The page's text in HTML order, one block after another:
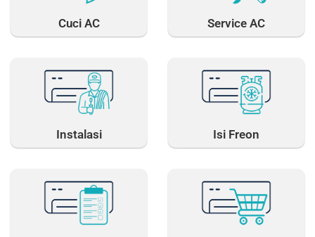
Cuci AC Service AC
Instalasi Isi Freon